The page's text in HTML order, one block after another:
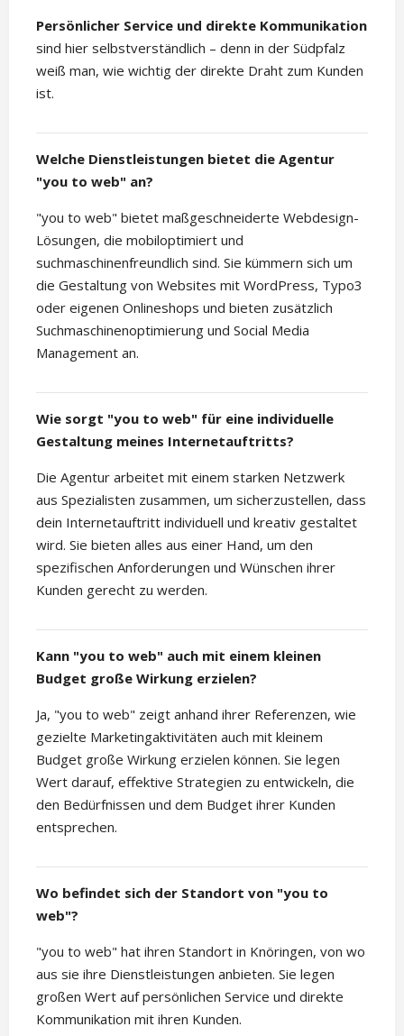
Persönlicher Service und direkte Kommunikation
sind hier selbstverständlich – denn in der Südpfalz
weiß man, wie wichtig der direkte Draht zum Kunden
ist.
Welche Dienstleistungen bietet die Agentur
"you to web" an?
"you to web" bietet maßgeschneiderte Webdesign-
Lösungen, die mobiloptimiert und
suchmaschinenfreundlich sind. Sie kümmern sich um
die Gestaltung von Websites mit WordPress, Typo3
oder eigenen Onlineshops und bieten zusätzlich
Suchmaschinenoptimierung und Social Media
Management an.
Wie sorgt "you to web" für eine individuelle
Gestaltung meines Internetauftritts?
Die Agentur arbeitet mit einem starken Netzwerk
aus Spezialisten zusammen, um sicherzustellen, dass
dein Internetauftritt individuell und kreativ gestaltet
wird. Sie bieten alles aus einer Hand, um den
spezifischen Anforderungen und Wünschen ihrer
Kunden gerecht zu werden.
Kann "you to web" auch mit einem kleinen
Budget große Wirkung erzielen?
Ja, "you to web" zeigt anhand ihrer Referenzen, wie
gezielte Marketingaktivitäten auch mit kleinem
Budget große Wirkung erzielen können. Sie legen
Wert darauf, effektive Strategien zu entwickeln, die
den Bedürfnissen und dem Budget ihrer Kunden
entsprechen.
Wo befindet sich der Standort von "you to
web"?
"you to web" hat ihren Standort in Knöringen, von wo
aus sie ihre Dienstleistungen anbieten. Sie legen
großen Wert auf persönlichen Service und direkte
Kommunikation mit ihren Kunden.